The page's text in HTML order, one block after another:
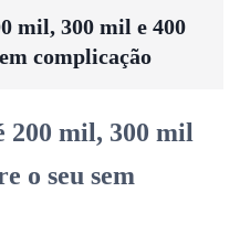
mil, 300 mil e 400
complicação
200 mil, 300 mil
o seu sem